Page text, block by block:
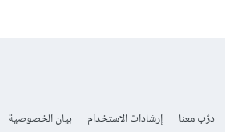
درّب معنا إرشادات الاستخدام بيان الخصوصية